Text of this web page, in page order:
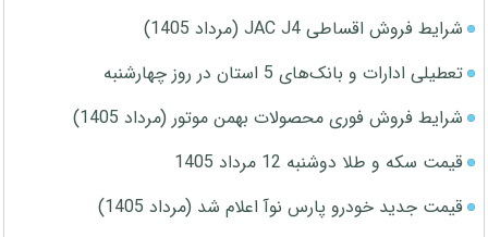
شرایط فروش اقساطی JAC J4 (مرداد 1405)
تعطیلی ادارات و بانک‌های 5 استان در روز چهارشنبه
شرایط فروش فوری محصولات بهمن موتور (مرداد 1405)
قیمت سکه و طلا دوشنبه 12 مرداد 1405
قیمت جدید خودرو پارس نوآ اعلام شد (مرداد 1405)